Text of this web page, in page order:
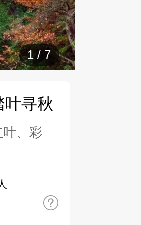
1 / 7
叶寻秋
、彩